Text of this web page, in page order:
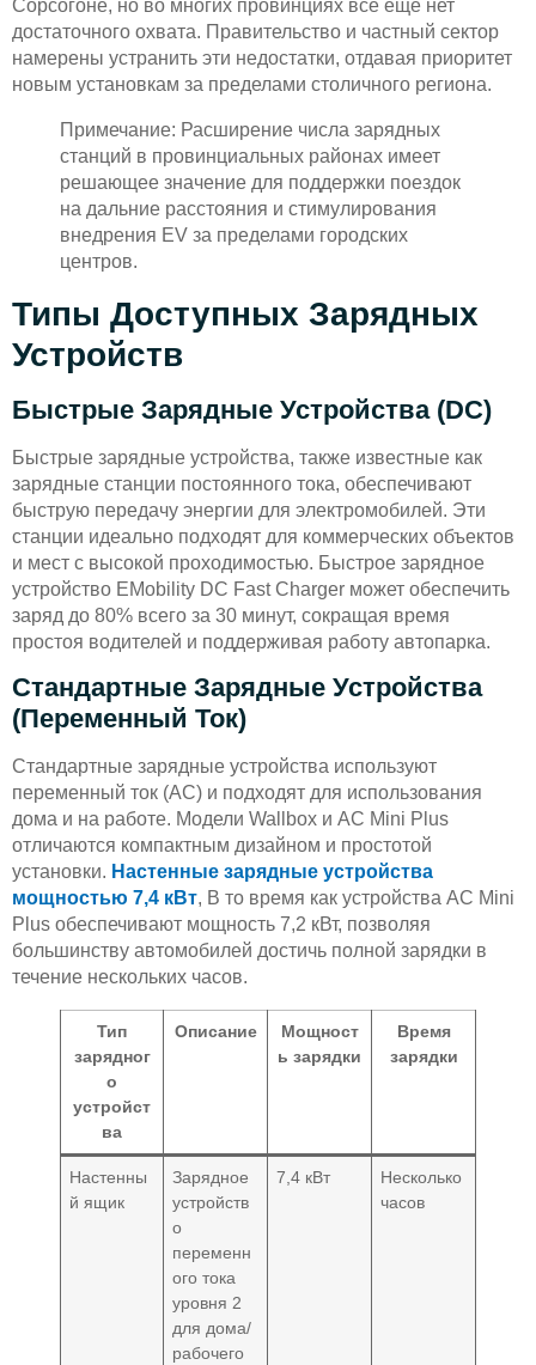
Сорсогоне, но во многих провинциях все еще нет
достаточного охвата. Правительство и частный сектор
намерены устранить эти недостатки, отдавая приоритет
новым установкам за пределами столичного региона.
Примечание: Расширение числа зарядных
станций в провинциальных районах имеет
решающее значение для поддержки поездок
на дальние расстояния и стимулирования
внедрения EV за пределами городских
центров.
Типы Доступных Зарядных
Устройств
Быстрые Зарядные Устройства (DC)
Быстрые зарядные устройства, также известные как
зарядные станции постоянного тока, обеспечивают
быструю передачу энергии для электромобилей. Эти
станции идеально подходят для коммерческих объектов
и мест с высокой проходимостью. Быстрое зарядное
устройство EMobility DC Fast Charger может обеспечить
заряд до 80% всего за 30 минут, сокращая время
простоя водителей и поддерживая работу автопарка.
Стандартные Зарядные Устройства
(переменный Ток)
Стандартные зарядные устройства используют
переменный ток (AC) и подходят для использования
дома и на работе. Модели Wallbox и AC Mini Plus
отличаются компактным дизайном и простотой
установки. Настенные зарядные устройства
мощностью 7,4 кВт, В то время как устройства AC Mini
Plus обеспечивают мощность 7,2 кВт, позволяя
большинству автомобилей достичь полной зарядки в
течение нескольких часов.
Тип
зарядног
о
устройст
ва
Описание
Мощност
ь зарядки
Время
зарядки
Настенны
й ящик
Зарядное
устройств
о
переменн
ого тока
уровня 2
для дома/
рабочего
7,4 кВт
Несколько
часов